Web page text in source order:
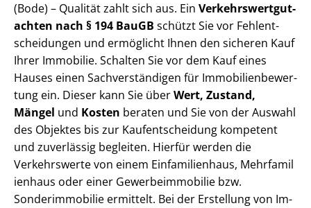
(Bode) – Qualität zahlt sich aus. Ein Ver­kehrs­wert­gut­
ach­ten nach § 194 BauGB schützt Sie vor Fehl­ent­
schei­dun­gen und ermöglicht Ihnen den sicheren Kauf
Ihrer Immobilie. Schalten Sie vor dem Kauf eines
Hauses einen Sach­ver­stän­di­gen für Im­mo­bi­li­en­be­wer­
tung ein. Dieser kann Sie überWert, Zustand,
Mängel und Kosten beraten und Sie von der Auswahl
des Objektes bis zur Kauf­ent­schei­dung kompetent
und zuverlässig begleiten. Hierfür werden die
Verkehrswerte von einem Einfamilienhaus, Mehr­fa­mi­l
i­en­haus oder einer Ge­wer­be­im­mo­bi­lie bzw.
Sonderimmobilie ermittelt. Bei der Erstellung von Im­